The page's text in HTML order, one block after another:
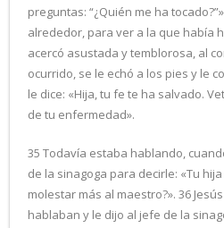
preguntas: “¿Quién me ha
alrededor, para ver a la que había
acercó asustada y temblorosa, al
ocurrido, se le echó a los pies y le
le dice: «Hija, tu fe te ha salvado.
de tu enfermedad».
35 Todavía estaba hablando,
de la sinagoga para decirle: «Tu
molestar más al maestro?». 36
hablaban y le dijo al jefe de la